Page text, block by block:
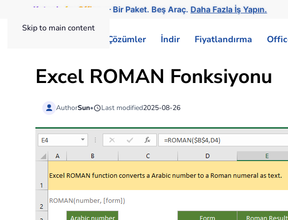
Skip to main content
Kutools for Office — Bir Paket. Beş Araç.Daha Fazla İş Yapın.
Çözümler İndir Fiyatlandırma
Excel ROMAN Fonksiyonu
AuthorSun• Last modified2025-08-26